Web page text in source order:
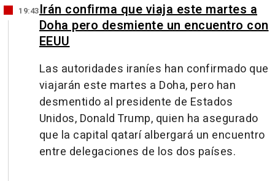
19:43Irán confirma que viaja este martes a
Doha pero desmiente un encuentro con
EEUU
Las autoridades iraníes han confirmado que
viajarán este martes a Doha, pero han
desmentido al presidente de Estados
Unidos, Donald Trump, quien ha asegurado
que la capital qatarí albergará un encuentro
entre delegaciones de los dos países.